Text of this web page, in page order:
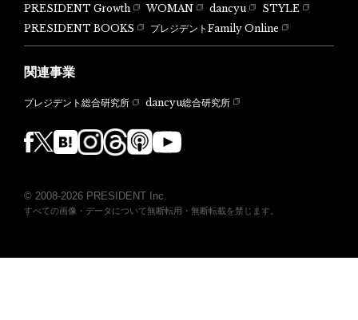
PRESIDENT Growth WOMAN dancyu
STYLE
PRESIDENT BOOKS
プレジデントFamily Online
関連事業
プレジデント総合研究所 dancyu総合研究所
© 2008-2026 PRESIDENT Inc.
すべての画像・データについて無断転用・無断転載を禁じます。